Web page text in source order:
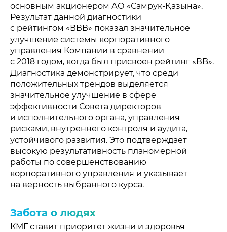
основным акционером АО «Самрук-Қазына».
Результат данной диагностики
с рейтингом «ВВВ» показал значительное
улучшение системы корпоративного
управления Компании в сравнении
с 2018 годом, когда был присвоен рейтинг «ВB».
Диагностика демонстрирует, что среди
положительных трендов выделяется
значительное улучшение в сфере
эффективности Совета директоров
и исполнительного органа, управления
рисками, внутреннего контроля и аудита,
устойчивого развития. Это подтверждает
высокую результативность планомерной
работы по совершенствованию
корпоративного управления и указывает
на верность выбранного курса.
Забота о людях
КМГ ставит приоритет жизни и здоровья